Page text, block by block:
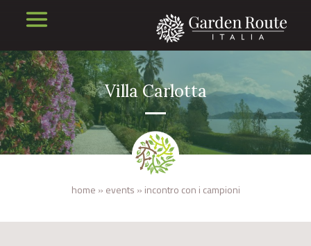
Villa Carlotta
home » events » incontro con i campioni